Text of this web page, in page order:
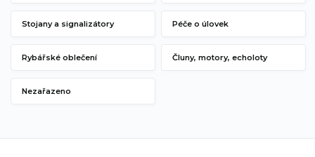
Stojany a signalizátory Péče o úlovek
Rybářské oblečení Čluny, motory, echoloty
Nezařazeno